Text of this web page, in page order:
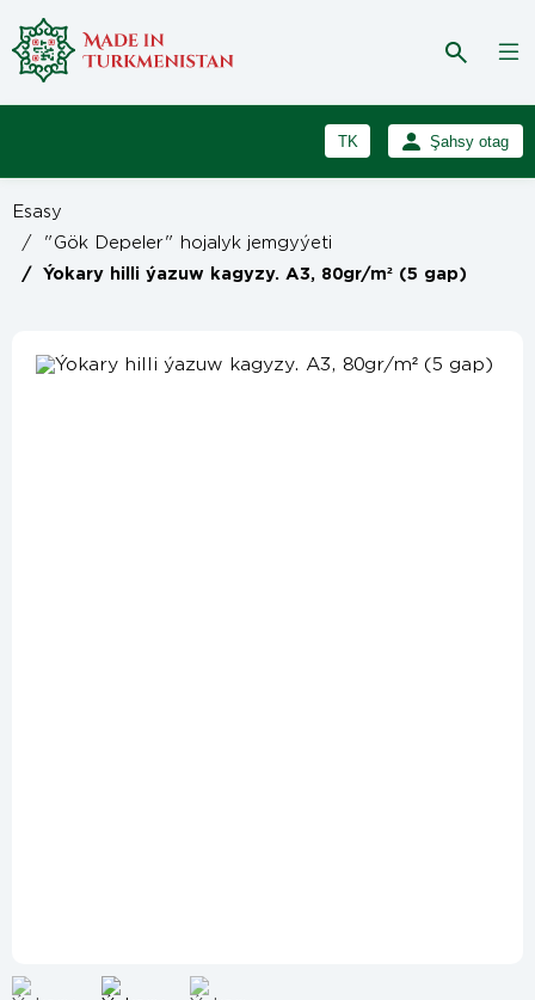
TK
RU
Şahsy otag
Esasy
/
"Gök Depeler" hojalyk jemgyýeti
/ Ýokary hilli ýazuw kagyzy. A3, 80gr/m² (5 gap)